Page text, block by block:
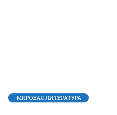
МИРОВАЯ ЛИТЕРАТУРА